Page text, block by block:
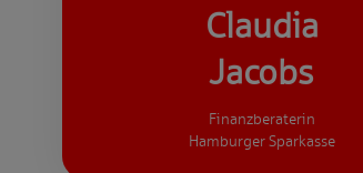
Claudia
Jacobs
Finanzberaterin
Hamburger Sparkasse